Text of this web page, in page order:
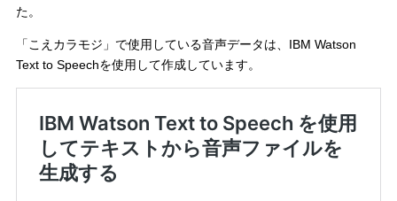
た。
「こえカラモジ」で使用している音声データは、IBM Watson
Text to Speechを使用して作成しています。